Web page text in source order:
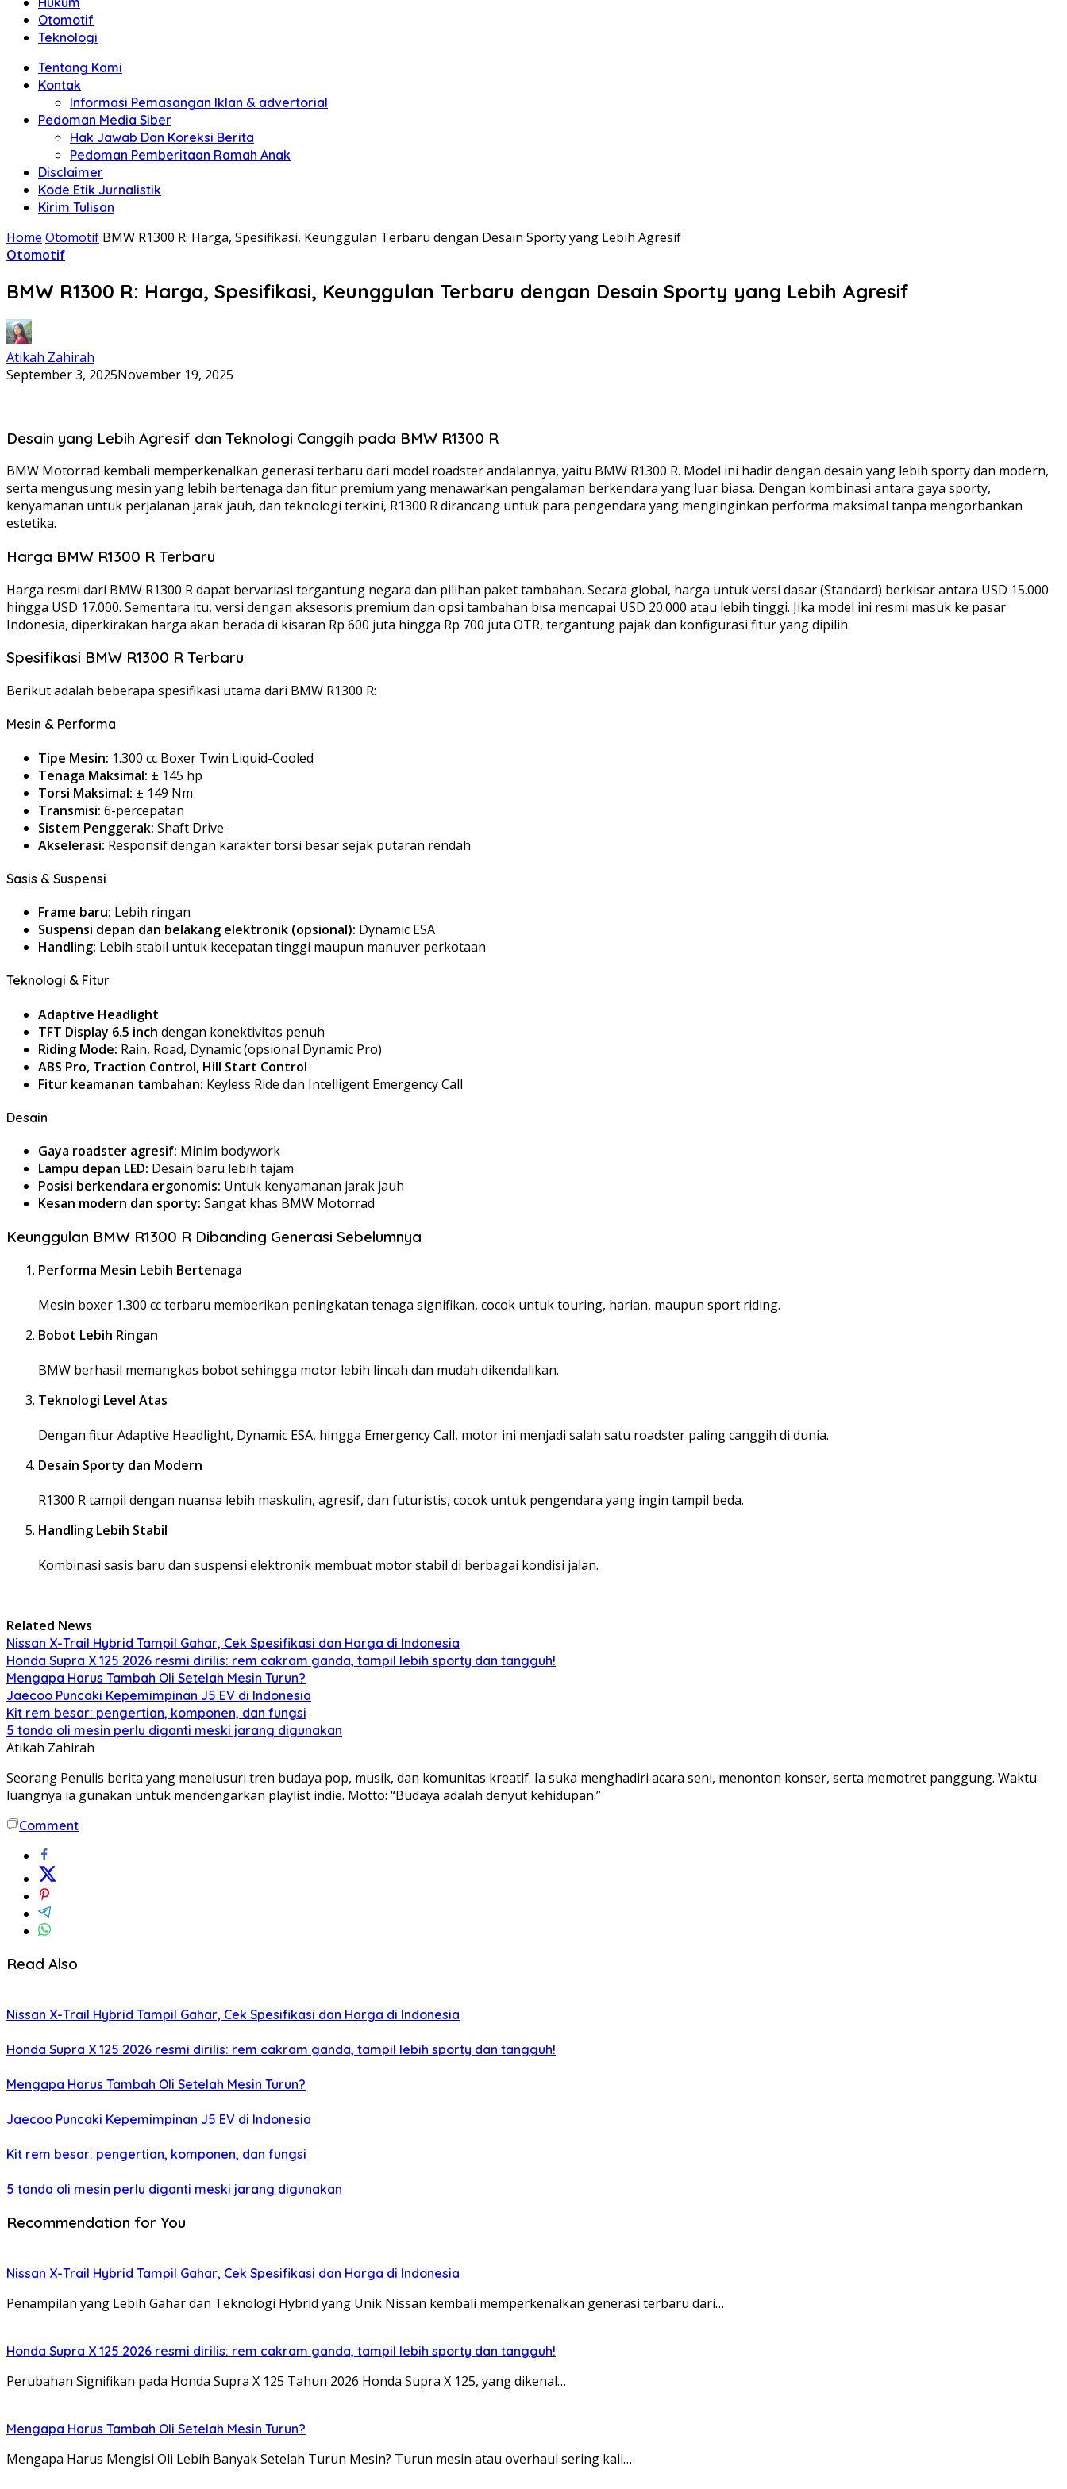
Otomotif
Teknologi
Tentang Kami
Kontak
Informasi Pemasangan Iklan & advertorial
Pedoman Media Siber
Hak Jawab Dan Koreksi Berita
Pedoman Pemberitaan Ramah Anak
Disclaimer
Kode Etik Jurnalistik
Kirim Tulisan
Home Otomotif BMW R1300 R: Harga, Spesifikasi, Keunggulan Terbaru dengan Desain Sporty yang Lebih Agresif
Otomotif
BMW R1300 R: Harga, Spesifikasi, Keunggulan Terbaru dengan Desain Sporty yang Lebih Agresif
Atikah Zahirah
September 3, 2025November 19, 2025
Desain yang Lebih Agresif dan Teknologi Canggih pada BMW R1300 R
BMW Motorrad kembali memperkenalkan generasi terbaru dari model roadster andalannya, yaitu BMW R1300 R. Model ini hadir dengan desain yang lebih sporty dan modern,
serta mengusung mesin yang lebih bertenaga dan fitur premium yang menawarkan pengalaman berkendara yang luar biasa. Dengan kombinasi antara gaya sporty,
kenyamanan untuk perjalanan jarak jauh, dan teknologi terkini, R1300 R dirancang untuk para pengendara yang menginginkan performa maksimal tanpa mengorbankan
estetika.
Harga BMW R1300 R Terbaru
Harga resmi dari BMW R1300 R dapat bervariasi tergantung negara dan pilihan paket tambahan. Secara global, harga untuk versi dasar (Standard) berkisar antara USD 15.000
hingga USD 17.000. Sementara itu, versi dengan aksesoris premium dan opsi tambahan bisa mencapai USD 20.000 atau lebih tinggi. Jika model ini resmi masuk ke pasar
Indonesia, diperkirakan harga akan berada di kisaran Rp 600 juta hingga Rp 700 juta OTR, tergantung pajak dan konfigurasi fitur yang dipilih.
Spesifikasi BMW R1300 R Terbaru
Berikut adalah beberapa spesifikasi utama dari BMW R1300 R:
Mesin & Performa
Tipe Mesin: 1.300 cc Boxer Twin Liquid-Cooled
Tenaga Maksimal: ± 145 hp
Torsi Maksimal: ± 149 Nm
Transmisi: 6-percepatan
Sistem Penggerak: Shaft Drive
Akselerasi: Responsif dengan karakter torsi besar sejak putaran rendah
Sasis & Suspensi
Frame baru: Lebih ringan
Suspensi depan dan belakang elektronik (opsional): Dynamic ESA
Handling: Lebih stabil untuk kecepatan tinggi maupun manuver perkotaan
Teknologi & Fitur
Adaptive Headlight
TFT Display 6.5 inch dengan konektivitas penuh
Riding Mode: Rain, Road, Dynamic (opsional Dynamic Pro)
ABS Pro, Traction Control, Hill Start Control
Fitur keamanan tambahan: Keyless Ride dan Intelligent Emergency Call
Desain
Gaya roadster agresif: Minim bodywork
Lampu depan LED: Desain baru lebih tajam
Posisi berkendara ergonomis: Untuk kenyamanan jarak jauh
Kesan modern dan sporty: Sangat khas BMW Motorrad
Keunggulan BMW R1300 R Dibanding Generasi Sebelumnya
Performa Mesin Lebih Bertenaga
Mesin boxer 1.300 cc terbaru memberikan peningkatan tenaga signifikan, cocok untuk touring, harian, maupun sport riding.
Bobot Lebih Ringan
BMW berhasil memangkas bobot sehingga motor lebih lincah dan mudah dikendalikan.
Teknologi Level Atas
Dengan fitur Adaptive Headlight, Dynamic ESA, hingga Emergency Call, motor ini menjadi salah satu roadster paling canggih di dunia.
Desain Sporty dan Modern
R1300 R tampil dengan nuansa lebih maskulin, agresif, dan futuristis, cocok untuk pengendara yang ingin tampil beda.
Handling Lebih Stabil
Kombinasi sasis baru dan suspensi elektronik membuat motor stabil di berbagai kondisi jalan.
Related News
Nissan X-Trail Hybrid Tampil Gahar, Cek Spesifikasi dan Harga di Indonesia
Honda Supra X 125 2026 resmi dirilis: rem cakram ganda, tampil lebih sporty dan tangguh!
Mengapa Harus Tambah Oli Setelah Mesin Turun?
Jaecoo Puncaki Kepemimpinan J5 EV di Indonesia
Kit rem besar: pengertian, komponen, dan fungsi
5 tanda oli mesin perlu diganti meski jarang digunakan
Atikah Zahirah
Seorang Penulis berita yang menelusuri tren budaya pop, musik, dan komunitas kreatif. Ia suka menghadiri acara seni, menonton konser, serta memotret panggung. Waktu
luangnya ia gunakan untuk mendengarkan playlist indie. Motto: “Budaya adalah denyut kehidupan.”
Comment
Read Also
Nissan X-Trail Hybrid Tampil Gahar, Cek Spesifikasi dan Harga di Indonesia
Honda Supra X 125 2026 resmi dirilis: rem cakram ganda, tampil lebih sporty dan tangguh!
Mengapa Harus Tambah Oli Setelah Mesin Turun?
Jaecoo Puncaki Kepemimpinan J5 EV di Indonesia
Kit rem besar: pengertian, komponen, dan fungsi
5 tanda oli mesin perlu diganti meski jarang digunakan
Recommendation for You
Nissan X-Trail Hybrid Tampil Gahar, Cek Spesifikasi dan Harga di Indonesia
Penampilan yang Lebih Gahar dan Teknologi Hybrid yang Unik Nissan kembali memperkenalkan generasi terbaru dari…
Honda Supra X 125 2026 resmi dirilis: rem cakram ganda, tampil lebih sporty dan tangguh!
Perubahan Signifikan pada Honda Supra X 125 Tahun 2026 Honda Supra X 125, yang dikenal…
Mengapa Harus Tambah Oli Setelah Mesin Turun?
Mengapa Harus Mengisi Oli Lebih Banyak Setelah Turun Mesin? Turun mesin atau overhaul sering kali…